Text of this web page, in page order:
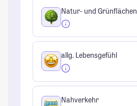
Natur- und Grünflächen
allg. Lebensgefühl
Nahverkehr